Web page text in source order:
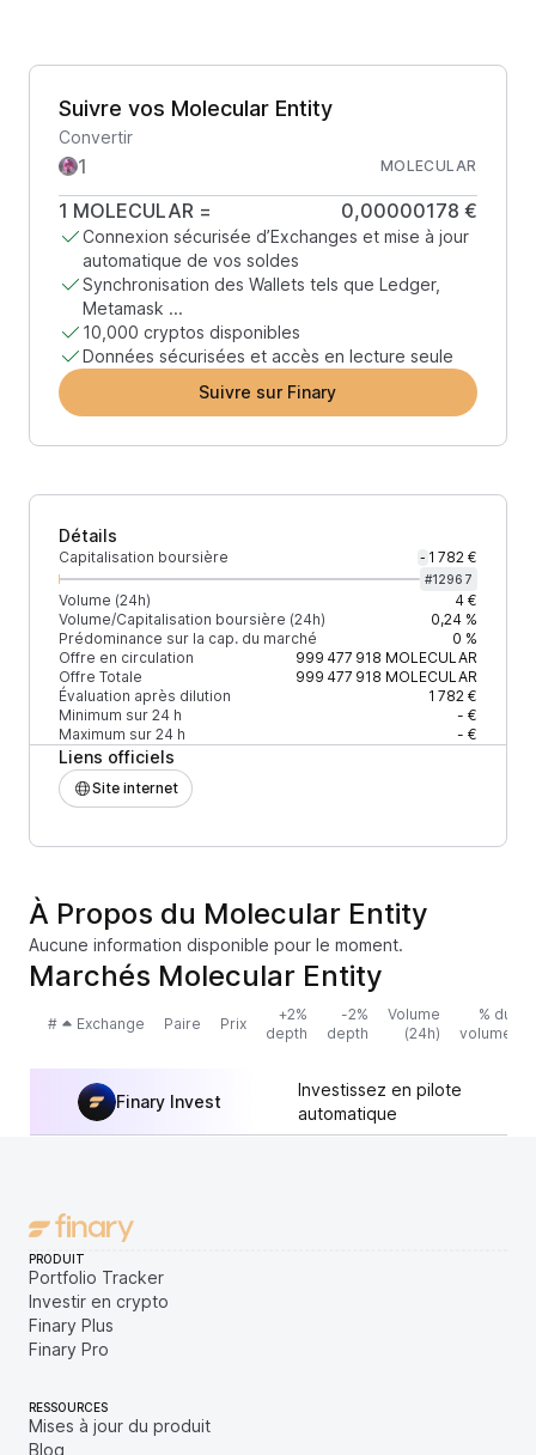
Suivre vos Molecular Entity
Convertir
MOLECULAR
1 MOLECULAR = 0,00000178 €
Connexion sécurisée d’Exchanges et mise à jour
automatique de vos soldes
Synchronisation des Wallets tels que Ledger,
Metamask ...
10,000 cryptos disponibles
Données sécurisées et accès en lecture seule
Suivre sur Finary
Détails
Capitalisation boursière - 1 782 €
#12967
Volume (24h)
4 €
Volume/Capitalisation boursière (24h)
0,24 %
Prédominance sur la cap. du marché
0 %
Offre en circulation
999 477 918 MOLECULAR
Offre Totale
999 477 918 MOLECULAR
Évaluation après dilution
1 782 €
Minimum sur 24 h
- €
Maximum sur 24 h
- €
Liens officiels
Site internet
À Propos du Molecular Entity
Aucune information disponible pour le moment.
Marchés Molecular Entity
# Exchange Paire Prix
+2%
depth
-2%
depth
Volume
(24h)
% du
volume
Finary Invest
Investissez en pilote
automatique
PRODUIT
Portfolio Tracker
Investir en crypto
Finary Plus
Finary Pro
RESSOURCES
Mises à jour du produit
Blog